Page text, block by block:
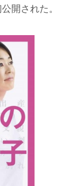
開された。